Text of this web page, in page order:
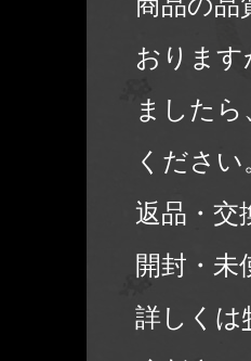
おります
ました
ください
返品・交
開封・未
詳しくは